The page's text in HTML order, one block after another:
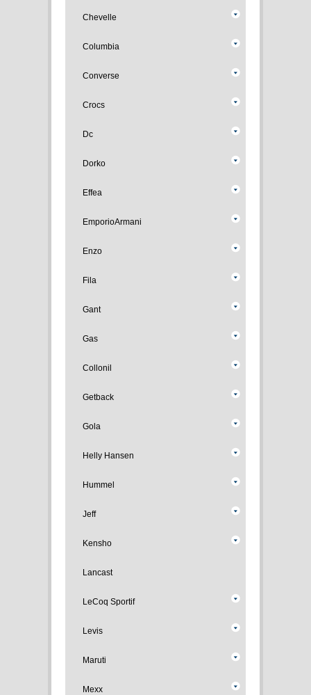
Chevelle
Columbia
Converse
Crocs
Dc
Dorko
Effea
EmporioArmani
Enzo
Fila
Gant
Gas
Collonil
Getback
Gola
Helly Hansen
Hummel
Jeff
Kensho
Lancast
LeCoq Sportif
Levis
Maruti
Mexx